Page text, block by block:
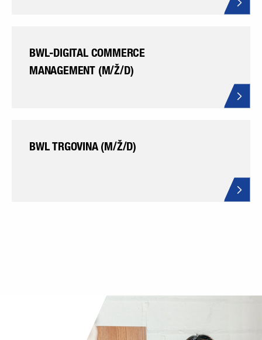
BWL-DIGITAL COMMERCE
MANAGEMENT (M/Ž/D)
BWL TRGOVINA (M/Ž/D)